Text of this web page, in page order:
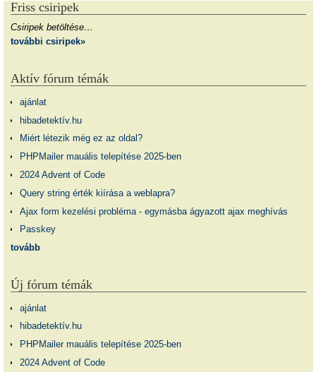
Friss csiripek
Csiripek betöltése…
további csiripek»
Aktív fórum témák
ajánlat
hibadetektív.hu
Miért létezik még ez az oldal?
PHPMailer mauális telepítése 2025-ben
2024 Advent of Code
Query string érték kiírása a weblapra?
Ajax form kezelési probléma - egymásba ágyazott ajax meghívás
Passkey
tovább
Új fórum témák
ajánlat
hibadetektív.hu
PHPMailer mauális telepítése 2025-ben
2024 Advent of Code